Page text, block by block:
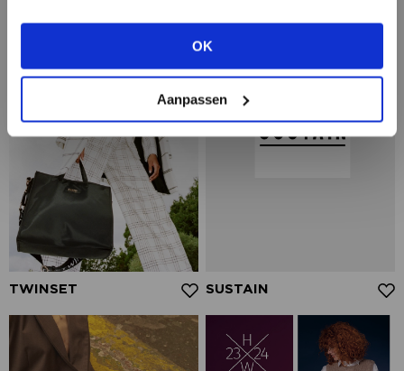
OK
Aanpassen
REGISTREER ALS RETAILER
BEKIJK ALLE OPTIES
TWINSET SUSTAIN